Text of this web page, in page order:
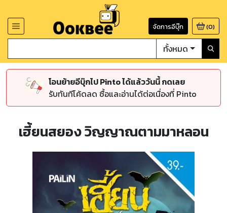
จัดการอีบุ๊ก (0)
ทั้งหมด
โอนย้ายอีบุ๊กไป Pinto ได้แล้ววันนี้ กดเลย
รับทันทีโค้ดลด ซื้อและอ่านได้ต่อเนื่องที่ Pinto
เฮี้ยนสยอง วิญญาณตามมาหลอน